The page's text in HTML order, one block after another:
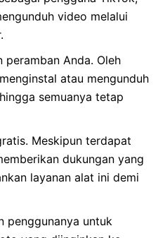
video melalui
peramban Anda. Oleh
atau mengunduh
semuanya tetap
Meskipun terdapat
dukungan yang
layanan alat ini demi
penggunanya untuk